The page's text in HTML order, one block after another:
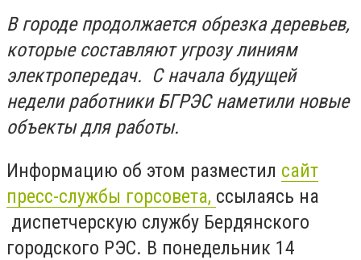
В городе продолжается обрезка деревьев,
которые составляют угрозу линиям
электропередач. С начала будущей
недели работники БГРЭС наметили новые
объекты для работы.
Информацию об этом разместил сайт
пресс-службы горсовета, ссылаясь на
диспетчерскую службу Бердянского
городского РЭС. В понедельник 14